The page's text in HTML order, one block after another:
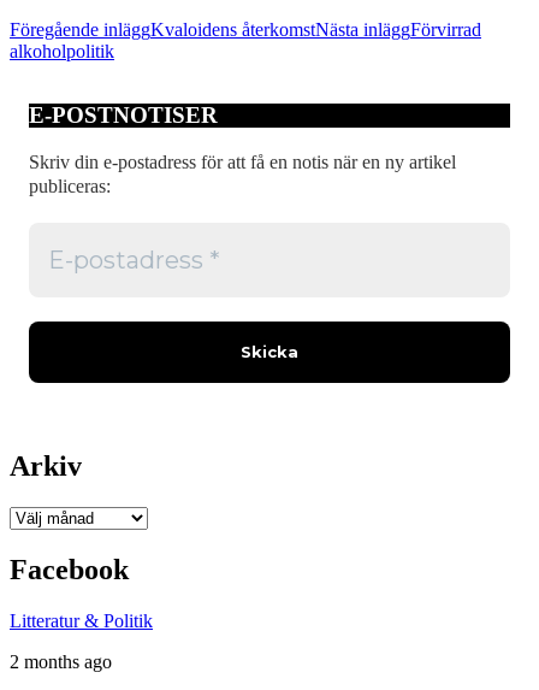
Inläggsnavigering
Föregående inläggKvaloidens återkomstNästa inläggFörvirrad
alkoholpolitik
E-POSTNOTISER
Skriv din e-postadress för att få en notis när en ny artikel
publiceras:
Arkiv
Arkiv
Facebook
Litteratur & Politik
2 months ago